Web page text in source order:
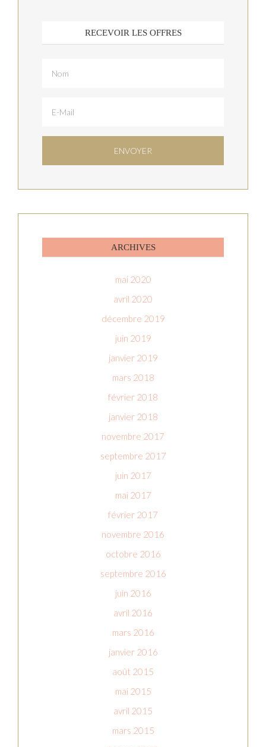
RECEVOIR LES OFFRES
ARCHIVES
mai 2020
avril 2020
décembre 2019
juin 2019
janvier 2019
mars 2018
février 2018
janvier 2018
novembre 2017
septembre 2017
juin 2017
mai 2017
février 2017
novembre 2016
octobre 2016
septembre 2016
juin 2016
avril 2016
mars 2016
janvier 2016
août 2015
mai 2015
avril 2015
mars 2015